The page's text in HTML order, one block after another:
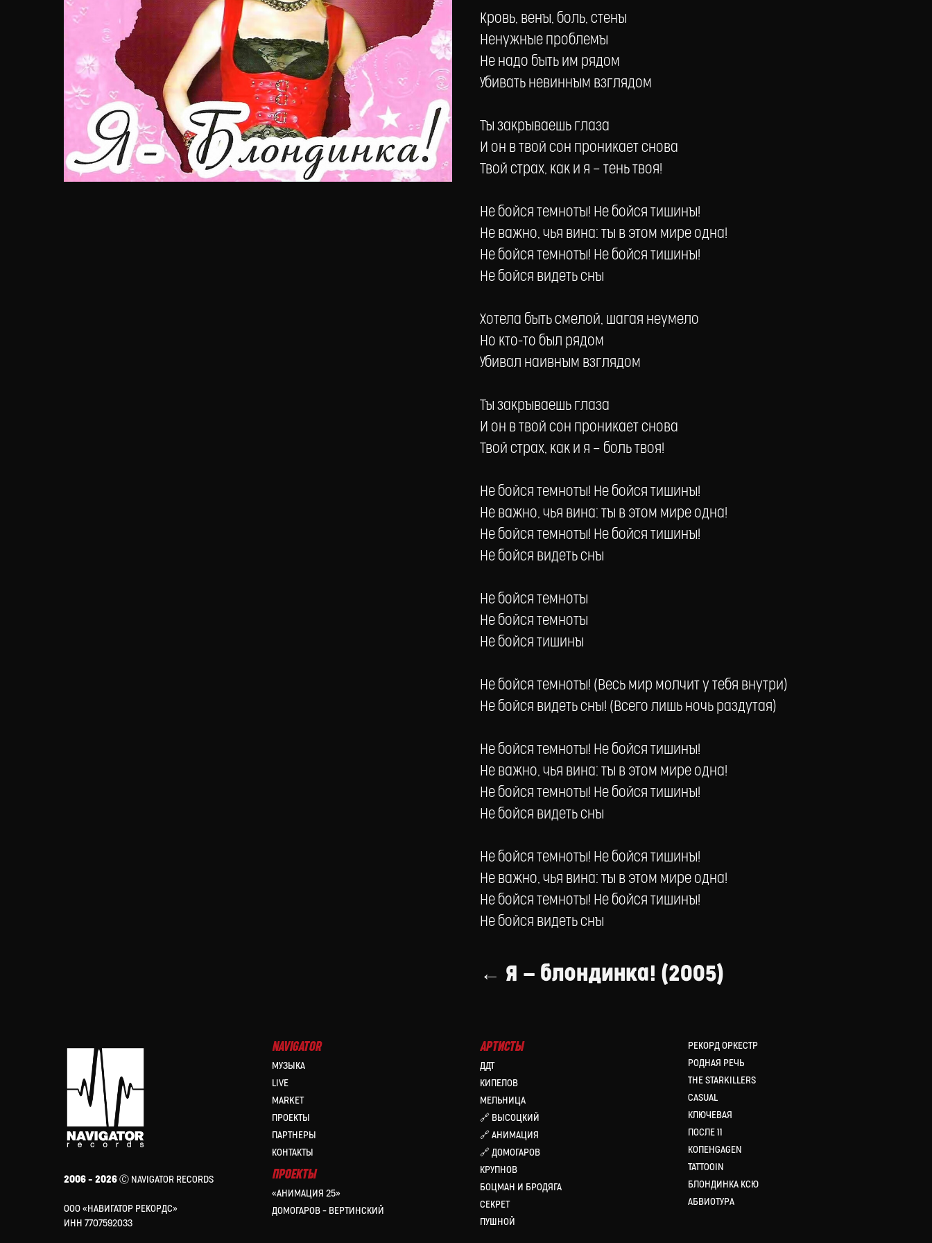
Кровь, вены, боль, стены
Ненужные проблемы
Не надо быть им рядом
Убивать невинным взглядом
Ты закрываешь глаза
И он в твой сон проникает снова
Твой страх, как и я — тень твоя!
Не бойся темноты! Не бойся тишины!
Не важно, чья вина: ты в этом мире одна!
Не бойся темноты! Не бойся тишины!
Не бойся видеть сны
Хотела быть смелой, шагая неумело
Но кто-то был рядом
Убивал наивным взглядом
Ты закрываешь глаза
И он в твой сон проникает снова
Твой страх, как и я — боль твоя!
Не бойся темноты! Не бойся тишины!
Не важно, чья вина: ты в этом мире одна!
Не бойся темноты! Не бойся тишины!
Не бойся видеть сны
Не бойся темноты
Не бойся темноты
Не бойся тишины
Не бойся темноты! (Весь мир молчит у тебя внутри)
Не бойся видеть сны! (Всего лишь ночь раздутая)
Не бойся темноты! Не бойся тишины!
Не важно, чья вина: ты в этом мире одна!
Не бойся темноты! Не бойся тишины!
Не бойся видеть сны
Не бойся темноты! Не бойся тишины!
Не важно, чья вина: ты в этом мире одна!
Не бойся темноты! Не бойся тишины!
Не бойся видеть сны
← Я — блондинка! (2005)
2006 – 2026 Ⓒ NAVIGATOR RECORDS
ООО «НАВИГАТОР РЕКОРДС»
ИНН 7707592033
NAVIGATOR
МУЗЫКА
LIVE
MARKET
ПРОЕКТЫ
ПАРТНЕРЫ
КОНТАКТЫ
ПРОЕКТЫ
«АНИМАЦИЯ 25»
ДОМОГАРОВ – ВЕРТИНСКИЙ
АРТИСТЫ
ДДТ
КИПЕЛОВ
МЕЛЬНИЦА
🔗 ВЫСОЦКИЙ
🔗 АНИМАЦИЯ
🔗 ДОМОГАРОВ
КРУПНОВ
БОЦМАН И БРОДЯГА
СЕКРЕТ
ПУШНОЙ
РЕКОРД ОРКЕСТР
РОДНАЯ РЕЧЬ
THE STARKILLERS
CASUAL
КЛЮЧЕВАЯ
ПОСЛЕ 11
КОПЕНGAGEN
TATTOOIN
БЛОНДИНКА КСЮ
АБВИОТУРА